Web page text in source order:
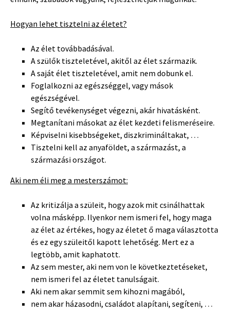
Hogyan lehet tisztelni az életet?
Az élet továbbadásával.
A szülők tiszteletével, akitől az élet származik.
A saját élet tiszteletével, amit nem dobunk el.
Foglalkozni az egészséggel, vagy mások
egészségével.
Segítő tevékenységet végezni, akár hivatásként.
Megtanítani másokat az élet kezdeti felismeréseire.
Képviselni kisebbségeket, diszkrimináltakat, …
Tisztelni kell az anyaföldet, a származást, a
származási országot.
Aki nem éli meg a mesterszámot:
Az kritizálja a szüleit, hogy azok mit csinálhattak
volna másképp. Ilyenkor nem ismeri fel, hogy maga
az élet az értékes, hogy az életet ő maga választotta
és ez egy szüleitől kapott lehetőség. Mert ez a
legtöbb, amit kaphatott.
Az sem mester, aki nem von le következtetéseket,
nem ismeri fel az életet tanulságait.
Aki nem akar semmit sem kihozni magából,
nem akar házasodni, családot alapítani, segíteni, …